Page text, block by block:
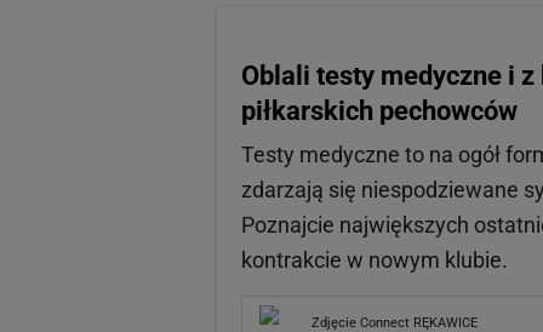
Oblali testy medyczne i
piłkarskich pechowców
Testy medyczne to na ogół
zdarzają się niespodziewane
Poznajcie największych
kontrakcie w nowym klubie.